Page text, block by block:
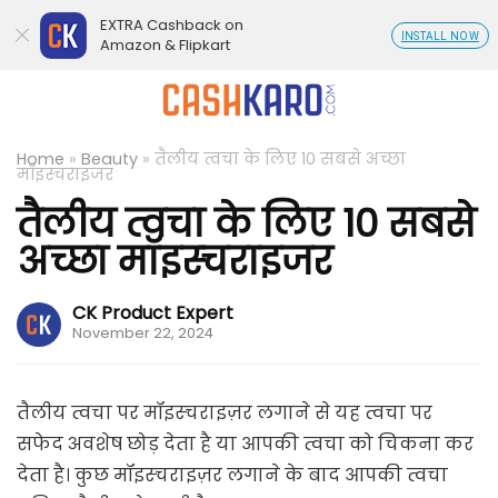
Home » Beauty » तैलीय त्वचा के लिए 10 सबसे अच्छा
मॉइस्चराइजर
तैलीय त्वचा के लिए 10 सबसे
अच्छा मॉइस्चराइजर
CK Product Expert
November 22, 2024
तैलीय त्वचा पर मॉइस्चराइज़र लगाने से यह त्वचा पर
सफेद अवशेष छोड़ देता है या आपकी त्वचा को चिकना कर
देता है। कुछ मॉइस्चराइज़र लगाने के बाद आपकी त्वचा
EXTRA Cashback on
Amazon & Flipkart
INSTALL NOW